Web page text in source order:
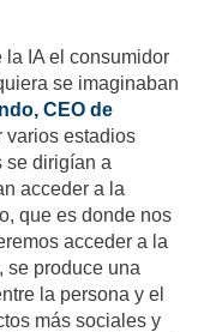
la IA el consumidor
se imaginaban
CEO de
varios estadios
se dirigían a
acceder a la
que es donde nos
acceder a la
se produce una
la persona y el
más sociales y